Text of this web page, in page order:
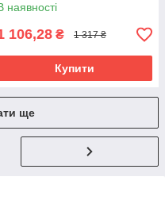
наявності
106,28 ₴ 1 317 ₴
Купити
ще